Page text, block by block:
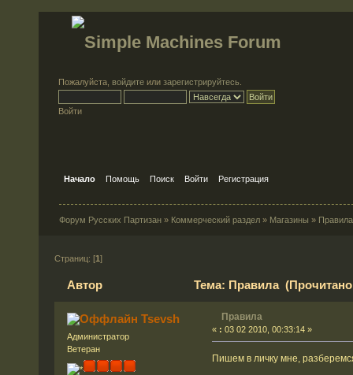
Пожалуйста, войдите или зарегистрируйтесь
Войти
Начало Помощь Поиск Войти Регистрация
Форум Русских Партизан » Коммерческий раздел » Магазины » Правила
Страниц: [1 ]
Автор Тема: Правила (Прочитано
Tsevsh
Администратор
Ветеран
Правила
« : 03 02 2010, 00:33:14 »
Пишем в личку мне,